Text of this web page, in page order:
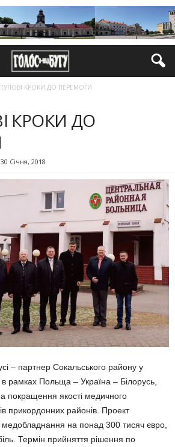
КРОКИ ДО ПЕРЕМОГИ
КРОКИ ДО
30 Січня, 2018
– партнер Сокальського району у
рамках Польща – Україна – Білорусь,
покращення якості медичного
прикордонних районів. Проект
медобладнання на понад 300 тисяч євро,
Термін прийняття рішення по